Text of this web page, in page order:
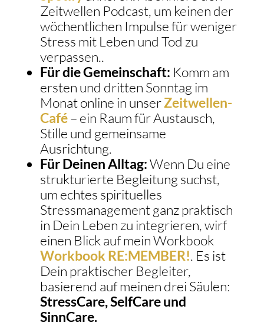
Zeitwellen Podcast, um keinen der
wöchentlichen Impulse für weniger
Stress mit Leben und Tod zu
verpassen..
Für die Gemeinschaft: Komm am
ersten und dritten Sonntag im
Monat online in unserZeitwellen-
Café– ein Raum für Austausch,
Stille und gemeinsame
Ausrichtung.
Für Deinen Alltag:Wenn Du eine
strukturierte Begleitung suchst,
um echtes spirituelles
Stressmanagement ganz praktisch
in Dein Leben zu integrieren, wirf
einen Blick auf mein Workbook
Workbook RE:MEMBER!. Es ist
Dein praktischer Begleiter,
basierend auf meinen drei Säulen:
StressCare, SelfCare und
SinnCare.